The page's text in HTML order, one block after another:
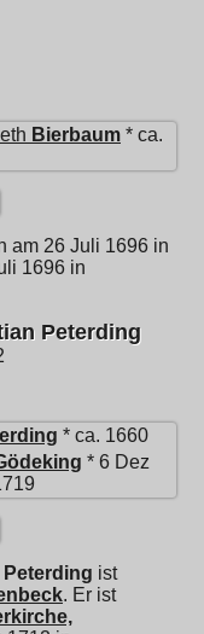
Bierbaum * ca.
am 26 Juli 1696 in
1696 in
Peterding
* ca. 1660
* 6 Dez
Peterding ist
. Er ist